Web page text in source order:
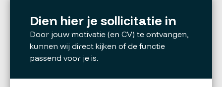
Dien hier je sollicitatie in
Door jouw motivatie (en CV) te ontvangen,
kunnen wij direct kijken of de functie
passend voor je is.